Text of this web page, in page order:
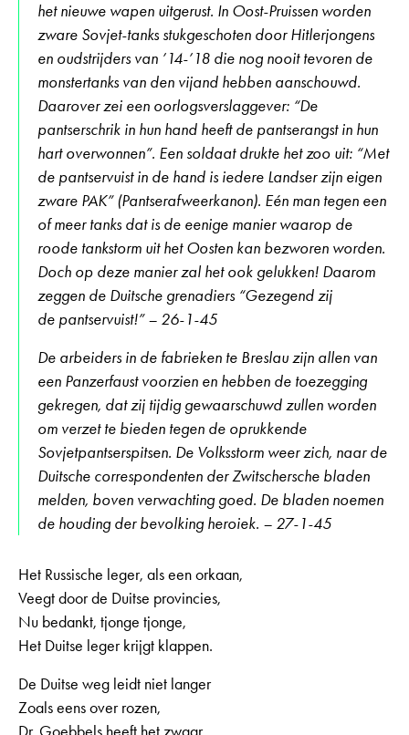
het nieuwe wapen uitgerust. In Oost-Pruissen worden
zware Sovjet-tanks stukgeschoten door Hitlerjongens
en oudstrijders van ’14-’18 die nog nooit tevoren de
monstertanks van den vijand hebben aanschouwd.
Daarover zei een oorlogsverslaggever: “De
pantserschrik in hun hand heeft de pantserangst in hun
hart overwonnen”. Een soldaat drukte het zoo uit: “Met
de pantservuist in de hand is iedere Landser zijn eigen
zware PAK” (Pantserafweerkanon). Eén man tegen een
of meer tanks dat is de eenige manier waarop de
roode tankstorm uit het Oosten kan bezworen worden.
Doch op deze manier zal het ook gelukken! Daarom
zeggen de Duitsche grenadiers “Gezegend zij
de pantservuist!” – 26-1-45
De arbeiders in de fabrieken te Breslau zijn allen van
een Panzerfaust voorzien en hebben de toezegging
gekregen, dat zij tijdig gewaarschuwd zullen worden
om verzet te bieden tegen de oprukkende
Sovjetpantserspitsen. De Volksstorm weer zich, naar de
Duitsche correspondenten der Zwitschersche bladen
melden, boven verwachting goed. De bladen noemen
de houding der bevolking heroiek. – 27-1-45
Het Russische leger, als een orkaan,
Veegt door de Duitse provincies,
Nu bedankt, tjonge tjonge,
Het Duitse leger krijgt klappen.
De Duitse weg leidt niet langer
Zoals eens over rozen,